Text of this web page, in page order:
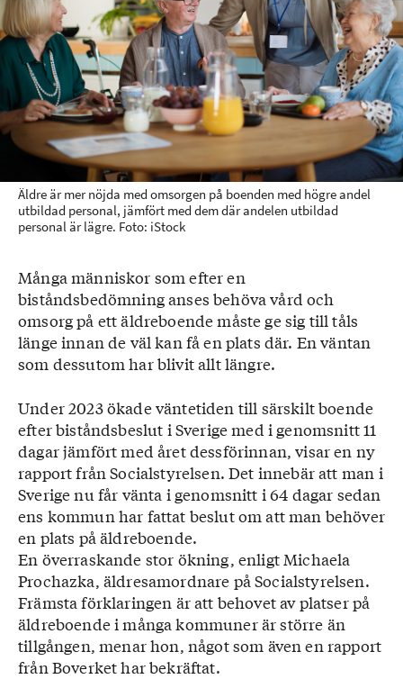
Äldre är mer nöjda med omsorgen på boenden med högre andel
utbildad personal, jämfört med dem där andelen utbildad
personal är lägre. Foto: iStock
Många människor som efter en
biståndsbedömning anses behöva vård och
omsorg på ett äldreboende måste ge sig till tåls
länge innan de väl kan få en plats där. En väntan
som dessutom har blivit allt längre.
Under 2023 ökade väntetiden till särskilt boende
efter biståndsbeslut i Sverige med i genomsnitt 11
dagar jämfört med året dessförinnan, visar en ny
rapport från Socialstyrelsen. Det innebär att man i
Sverige nu får vänta i genomsnitt i 64 dagar sedan
ens kommun har fattat beslut om att man behöver
en plats på äldreboende.
En överraskande stor ökning, enligt Michaela
Prochazka, äldresamordnare på Socialstyrelsen.
Främsta förklaringen är att behovet av platser på
äldreboende i många kommuner är större än
tillgången, menar hon, något som även en rapport
från Boverket har bekräftat.